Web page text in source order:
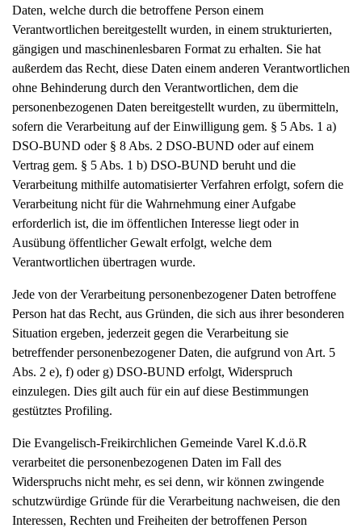
Daten, welche durch die betroffene Person einem
Verantwortlichen bereitgestellt wurden, in einem strukturierten,
gängigen und maschinenlesbaren Format zu erhalten. Sie hat
außerdem das Recht, diese Daten einem anderen Verantwortlichen
ohne Behinderung durch den Verantwortlichen, dem die
personenbezogenen Daten bereitgestellt wurden, zu übermitteln,
sofern die Verarbeitung auf der Einwilligung gem. § 5 Abs. 1 a)
DSO-BUND oder § 8 Abs. 2 DSO-BUND oder auf einem
Vertrag gem. § 5 Abs. 1 b) DSO-BUND beruht und die
Verarbeitung mithilfe automatisierter Verfahren erfolgt, sofern die
Verarbeitung nicht für die Wahrnehmung einer Aufgabe
erforderlich ist, die im öffentlichen Interesse liegt oder in
Ausübung öffentlicher Gewalt erfolgt, welche dem
Verantwortlichen übertragen wurde.
Jede von der Verarbeitung personenbezogener Daten betroffene
Person hat das Recht, aus Gründen, die sich aus ihrer besonderen
Situation ergeben, jederzeit gegen die Verarbeitung sie
betreffender personenbezogener Daten, die aufgrund von Art. 5
Abs. 2 e), f) oder g) DSO-BUND erfolgt, Widerspruch
einzulegen. Dies gilt auch für ein auf diese Bestimmungen
gestütztes Profiling.
Die Evangelisch-Freikirchlichen Gemeinde Varel K.d.ö.R
verarbeitet die personenbezogenen Daten im Fall des
Widerspruchs nicht mehr, es sei denn, wir können zwingende
schutzwürdige Gründe für die Verarbeitung nachweisen, die den
Interessen, Rechten und Freiheiten der betroffenen Person